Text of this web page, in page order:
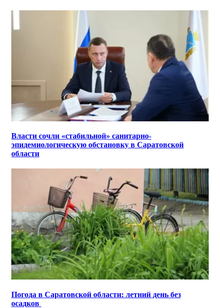
Власти сочли «стабильной» санитарно-
эпидемиологическую обстановку в Саратовской
области
Погода в Саратовской области: летний день без
осадков